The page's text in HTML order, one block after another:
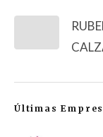
Últimas